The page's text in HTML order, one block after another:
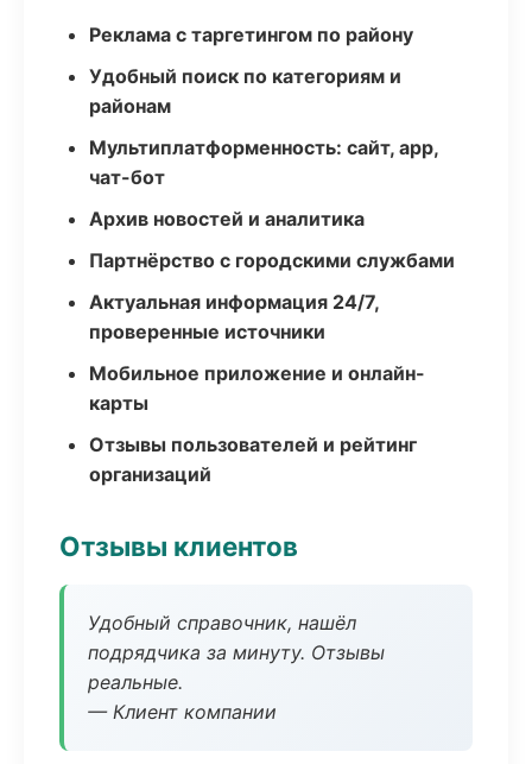
Реклама с таргетингом по району
Удобный поиск по категориям и
районам
Мультиплатформенность: сайт, app,
чат-бот
Архив новостей и аналитика
Партнёрство с городскими службами
Актуальная информация 24/7,
проверенные источники
Мобильное приложение и онлайн-
карты
Отзывы пользователей и рейтинг
организаций
Отзывы клиентов
Удобный справочник, нашёл
подрядчика за минуту. Отзывы
реальные.
— Клиент компании